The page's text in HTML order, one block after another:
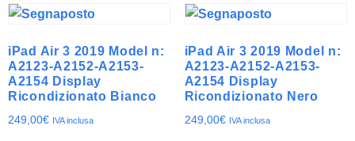
iPad Air 3 2019 Model n:
A2123-A2152-A2153-
A2154 Display
Ricondizionato Bianco
249,00€ IVA inclusa
iPad Air 3 2019 Model n:
A2123-A2152-A2153-
A2154 Display
Ricondizionato Nero
249,00€ IVA inclusa